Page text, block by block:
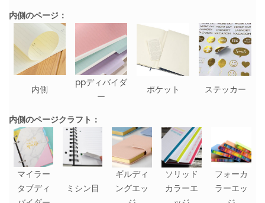
内側のページ：
内側
ppディバイダ
ー
ポケット ステッカー
内側のページクラフト：
マイラー
タブディ
ミシン目
ギルディ
ングエッ
ソリッド
カラーエ
フォーカ
ラーエッ